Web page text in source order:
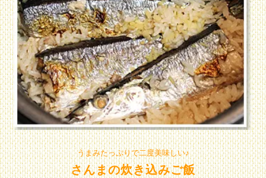
うまみたっぷりで二度美味しい♪
さんまの炊き込みご飯